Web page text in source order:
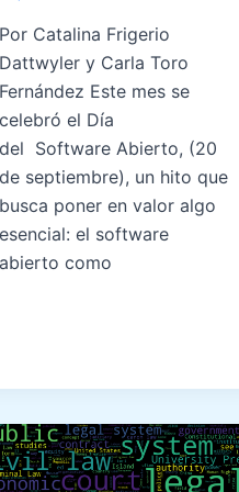
Por Catalina Frigerio
Dattwyler y Carla Toro
Fernández Este mes se
celebró el Día
del Software Abierto, (20
de septiembre), un hito que
busca poner en valor algo
esencial: el software
abierto como